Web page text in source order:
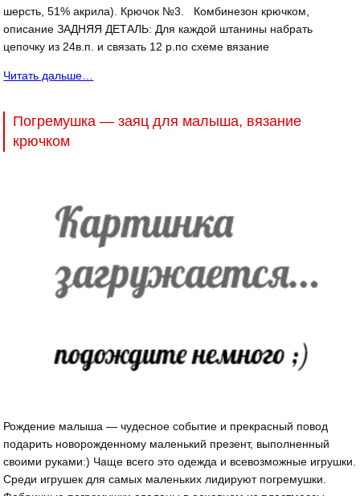
шерсть, 51% акрила). Крючок №3. Комбинезон крючком,
описание ЗАДНЯЯ ДЕТАЛЬ: Для каждой штанины набрать
цепочку из 24в.п. и связать 12 р.по схеме вязание
Читать дальше…
Погремушка — заяц для малыша, вязание
крючком
Рождение малыша — чудесное событие и прекрасный повод
подарить новорожденному маленький презент, выполненный
своими руками:) Чаще всего это одежда и всевозможные игрушки.
Среди игрушек для самых маленьких лидируют погремушки.